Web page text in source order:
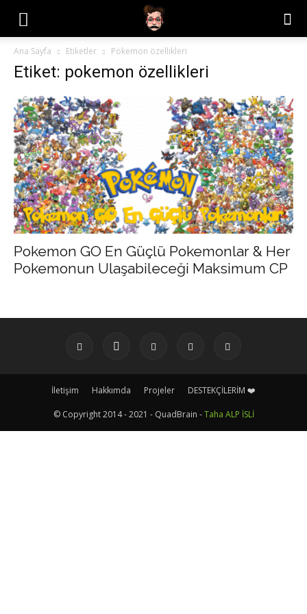
Ana Sayfa Etiketler Pokemon özellikleri
Etiket: pokemon özellikleri
Pokemon GO En Güçlü Pokemonlar & Her
Pokemonun Ulaşabileceği Maksimum CP
İletişim Hakkımda Projeler DESTEKÇİLERİM ❤️
© Copyright 2014 - 2021 - QuadBrain -Taha ALP İSLİ